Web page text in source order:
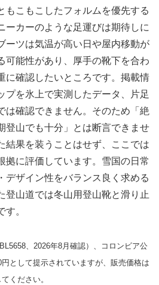
もこもこしたフォルムを優先する
ーカーのような足運びは期待しに
ーツは気温が高い日や屋内移動が
可能性があり、厚手の靴下を合わ
に確認したいところです。掲載情
プを氷上で実測したデータ、片足
は確認できません。そのため「絶
登山でも十分」とは断言できませ
結果を装うことはせず、ここでは
拠に評価しています。雪国の日常
デザイン性をバランス良く求める
登山道では冬山用登山靴と滑り止
。
、2026年8月確認）、コロンビア公
として提示されていますが、販売価格は
ください。